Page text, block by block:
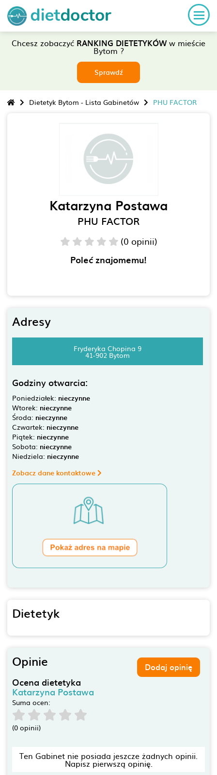
Chcesz zobaczyć RANKING DIETETYKÓWw mieście
Bytom ?
Sprawdź
Dietetyk Bytom - Lista Gabinetów PHU FACTOR
Katarzyna Postawa
PHU FACTOR
(0 opinii)
Poleć znajomemu!
Adresy
Fryderyka Chopina 9
41-902 Bytom
Godziny otwarcia:
Poniedziałek: nieczynne
Wtorek: nieczynne
Środa: nieczynne
Czwartek: nieczynne
Piątek: nieczynne
Sobota: nieczynne
Niedziela: nieczynne
Zobacz dane kontaktowe
Dietetyk
Opinie Dodaj opinię
Ocena dietetyka
Katarzyna Postawa
Suma ocen:
(0 opinii)
Ten Gabinet nie posiada jeszcze żadnych opinii.
Napisz pierwszą opinię.